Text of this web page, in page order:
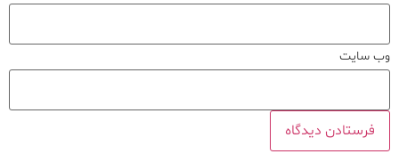
وب‌ سایت